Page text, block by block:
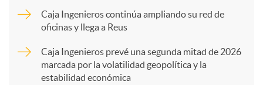
Caja Ingenieros continúa ampliando su red de
oficinas y llega a Reus
Caja Ingenieros prevé una segunda mitad de 2026
marcada por la volatilidad geopolítica y la
estabilidad económica